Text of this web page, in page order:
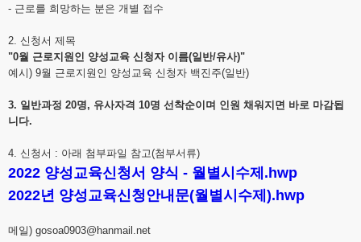
- 근로를 희망하는 분은 개별 접수
2. 신청서 제목
"0월 근로지원인 양성교육 신청자 이름(일반/유사)"
예시) 9월 근로지원인 양성교육 신청자 백진주(일반)
3. 일반과정 20명, 유사자격 10명 선착순이며 인원 채워지면 바로 마감됩
니다.
4. 신청서 : 아래 첨부파일 참고(첨부서류)
2022 양성교육신청서 양식 - 월별시수제.hwp
2022년 양성교육신청안내문(월별시수제).hwp
메일) gosoa0903@hanmail.net